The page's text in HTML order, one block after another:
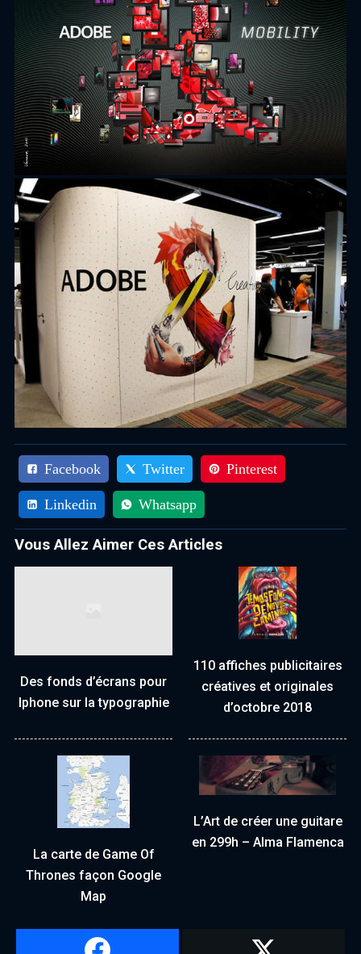
Facebook Twitter Pinterest
Linkedin Whatsapp
Vous Allez Aimer Ces Articles
Des fonds d’écrans pour
Iphone sur la typographie
110 affiches publicitaires
créatives et originales
d’octobre 2018
La carte de Game Of
Thrones façon Google
Map
L’Art de créer une guitare
en 299h – Alma Flamenca